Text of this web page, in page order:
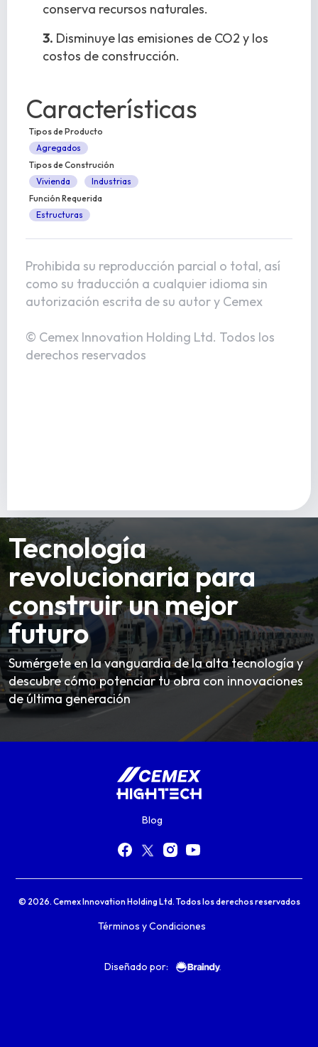
conserva recursos naturales.
3. Disminuye las emisiones de CO2 y los
costos de construcción.
Características
Tipos de Producto
Agregados
Tipos de Construción
Vivienda
Industrias
Función Requerida
Estructuras
Prohibida su reproducción parcial o total, así
como su traducción a cualquier idioma sin
autorización escrita de su autor y Cemex
© Cemex Innovation Holding Ltd. Todos los
derechos reservados
Tecnología
revolucionaria para
construir un mejor
futuro
Sumérgete en la vanguardia de la alta tecnología y
descubre cómo potenciar tu obra con innovaciones
de última generación
Blog
© 2026. Cemex Innovation Holding Ltd. Todos los derechos reservados
Términos y Condiciones
Diseñado por: